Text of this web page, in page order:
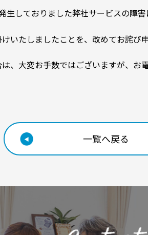
しておりました弊社サービスの障
いたしましたことを、改めてお詫び申
、大変お手数ではございますが、
一覧へ戻る